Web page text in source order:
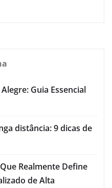
Guia Essencial
distância: 9 dicas de
Realmente Define
de Alta